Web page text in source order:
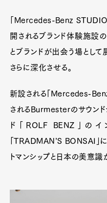
「Mercedes-Benz
開されるブランド体験施設
とブランドが出会う場として
さらに深化させる。
新設される「Mercedes-
されるBurmesterのサウンド
ド「ROLF BENZ」の
「TRADMAN’S BONSAI」
トマンシップと日本の美意